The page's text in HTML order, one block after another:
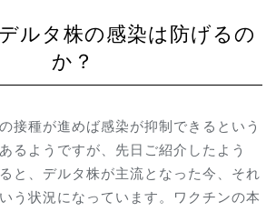
か？
接種が進めば感染が抑制できるという
るようですが、先日ご紹介したよう
と、デルタ株が主流となった今、それ
う状況になっています。ワクチンの本